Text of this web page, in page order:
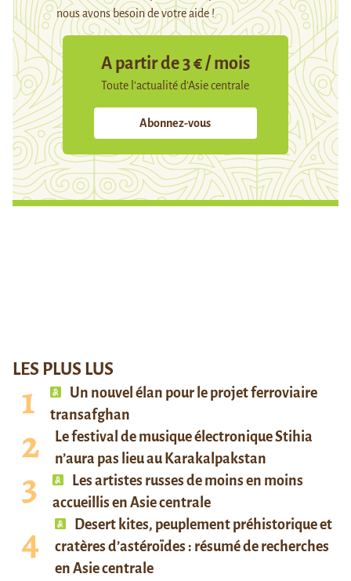
nous avons besoin de votre aide !
A partir de 3 € / mois
Toute l’actualité d’Asie centrale
Abonnez-vous
LES PLUS LUS
Un nouvel élan pour le projet ferroviaire
transafghan
Le festival de musique électronique Stihia
n’aura pas lieu au Karakalpakstan
Les artistes russes de moins en moins
accueillis en Asie centrale
Desert kites, peuplement préhistorique et
cratères d’astéroïdes : résumé de recherches
en Asie centrale